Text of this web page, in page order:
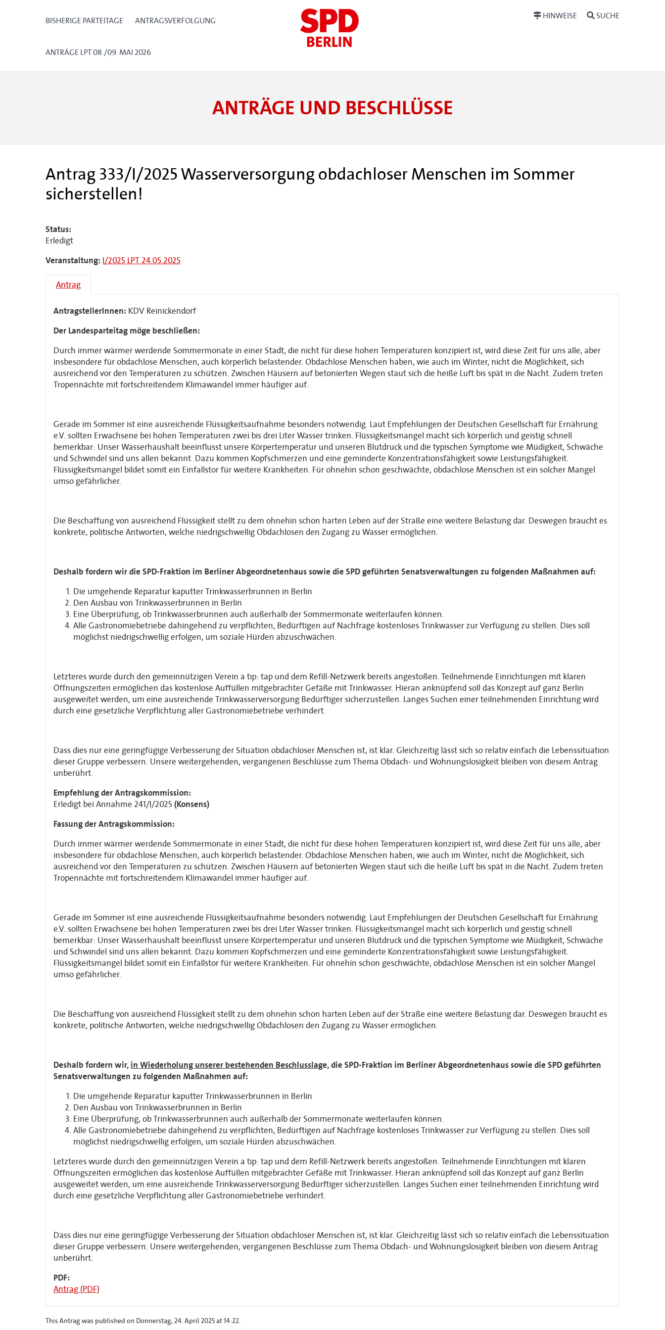
BISHERIGE PARTEITAGE ANTRAGSVERFOLGUNG
ANTRÄGE LPT 08./09. MAI 2026
HINWEISE SUCHE
ANTRÄGE UND BESCHLÜSSE
Antrag 333/I/2025 Wasserversorgung obdachloser Menschen im Sommer
sicherstellen!
Status:
Erledigt
Veranstaltung: I/2025 LPT 24.05.2025
Antrag
AntragstellerInnen: KDV Reinickendorf
Der Landesparteitag möge beschließen:
Durch immer wärmer werdende Sommermonate in einer Stadt, die nicht für diese hohen Temperaturen konzipiert ist, wird diese Zeit für uns alle, aber
insbesondere für obdachlose Menschen, auch körperlich belastender. Obdachlose Menschen haben, wie auch im Winter, nicht die Möglichkeit, sich
ausreichend vor den Temperaturen zu schützen. Zwischen Häusern auf betonierten Wegen staut sich die heiße Luft bis spät in die Nacht. Zudem treten
Tropennächte mit fortschreitendem Klimawandel immer häufiger auf.
Gerade im Sommer ist eine ausreichende Flüssigkeitsaufnahme besonders notwendig. Laut Empfehlungen der Deutschen Gesellschaft für Ernährung
e.V. sollten Erwachsene bei hohen Temperaturen zwei bis drei Liter Wasser trinken. Flüssigkeitsmangel macht sich körperlich und geistig schnell
bemerkbar: Unser Wasserhaushalt beeinflusst unsere Körpertemperatur und unseren Blutdruck und die typischen Symptome wie Müdigkeit, Schwäche
und Schwindel sind uns allen bekannt. Dazu kommen Kopfschmerzen und eine geminderte Konzentrationsfähigkeit sowie Leistungsfähigkeit.
Flüssigkeitsmangel bildet somit ein Einfallstor für weitere Krankheiten. Für ohnehin schon geschwächte, obdachlose Menschen ist ein solcher Mangel
umso gefährlicher.
Die Beschaffung von ausreichend Flüssigkeit stellt zu dem ohnehin schon harten Leben auf der Straße eine weitere Belastung dar. Deswegen braucht es
konkrete, politische Antworten, welche niedrigschwellig Obdachlosen den Zugang zu Wasser ermöglichen.
Deshalb fordern wir die SPD-Fraktion im Berliner Abgeordnetenhaus sowie die SPD geführten Senatsverwaltungen zu folgenden Maßnahmen auf:
Die umgehende Reparatur kaputter Trinkwasserbrunnen in Berlin
Den Ausbau von Trinkwasserbrunnen in Berlin
Eine Überprüfung, ob Trinkwasserbrunnen auch außerhalb der Sommermonate weiterlaufen können.
Alle Gastronomiebetriebe dahingehend zu verpflichten, Bedürftigen auf Nachfrage kostenloses Trinkwasser zur Verfügung zu stellen. Dies soll
möglichst niedrigschwellig erfolgen, um soziale Hürden abzuschwächen.
Letzteres wurde durch den gemeinnützigen Verein a tip: tap und dem Refill-Netzwerk bereits angestoßen. Teilnehmende Einrichtungen mit klaren
Öffnungszeiten ermöglichen das kostenlose Auffüllen mitgebrachter Gefäße mit Trinkwasser. Hieran anknüpfend soll das Konzept auf ganz Berlin
ausgeweitet werden, um eine ausreichende Trinkwasserversorgung Bedürftiger sicherzustellen. Langes Suchen einer teilnehmenden Einrichtung wird
durch eine gesetzliche Verpflichtung aller Gastronomiebetriebe verhindert.
Dass dies nur eine geringfügige Verbesserung der Situation obdachloser Menschen ist, ist klar. Gleichzeitig lässt sich so relativ einfach die Lebenssituation
dieser Gruppe verbessern. Unsere weitergehenden, vergangenen Beschlüsse zum Thema Obdach- und Wohnungslosigkeit bleiben von diesem Antrag
unberührt.
Empfehlung der Antragskommission:
Erledigt bei Annahme 241/I/2025 (Konsens)
Fassung der Antragskommission:
Durch immer wärmer werdende Sommermonate in einer Stadt, die nicht für diese hohen Temperaturen konzipiert ist, wird diese Zeit für uns alle, aber
insbesondere für obdachlose Menschen, auch körperlich belastender. Obdachlose Menschen haben, wie auch im Winter, nicht die Möglichkeit, sich
ausreichend vor den Temperaturen zu schützen. Zwischen Häusern auf betonierten Wegen staut sich die heiße Luft bis spät in die Nacht. Zudem treten
Tropennächte mit fortschreitendem Klimawandel immer häufiger auf.
Gerade im Sommer ist eine ausreichende Flüssigkeitsaufnahme besonders notwendig. Laut Empfehlungen der Deutschen Gesellschaft für Ernährung
e.V. sollten Erwachsene bei hohen Temperaturen zwei bis drei Liter Wasser trinken. Flüssigkeitsmangel macht sich körperlich und geistig schnell
bemerkbar: Unser Wasserhaushalt beeinflusst unsere Körpertemperatur und unseren Blutdruck und die typischen Symptome wie Müdigkeit, Schwäche
und Schwindel sind uns allen bekannt. Dazu kommen Kopfschmerzen und eine geminderte Konzentrationsfähigkeit sowie Leistungsfähigkeit.
Flüssigkeitsmangel bildet somit ein Einfallstor für weitere Krankheiten. Für ohnehin schon geschwächte, obdachlose Menschen ist ein solcher Mangel
umso gefährlicher.
Die Beschaffung von ausreichend Flüssigkeit stellt zu dem ohnehin schon harten Leben auf der Straße eine weitere Belastung dar. Deswegen braucht es
konkrete, politische Antworten, welche niedrigschwellig Obdachlosen den Zugang zu Wasser ermöglichen.
Deshalb fordern wir, in Wiederholung unserer bestehenden Beschlusslage, die SPD-Fraktion im Berliner Abgeordnetenhaus sowie die SPD geführten
Senatsverwaltungen zu folgenden Maßnahmen auf:
Die umgehende Reparatur kaputter Trinkwasserbrunnen in Berlin
Den Ausbau von Trinkwasserbrunnen in Berlin
Eine Überprüfung, ob Trinkwasserbrunnen auch außerhalb der Sommermonate weiterlaufen können.
Alle Gastronomiebetriebe dahingehend zu verpflichten, Bedürftigen auf Nachfrage kostenloses Trinkwasser zur Verfügung zu stellen. Dies soll
möglichst niedrigschwellig erfolgen, um soziale Hürden abzuschwächen.
Letzteres wurde durch den gemeinnützigen Verein a tip: tap und dem Refill-Netzwerk bereits angestoßen. Teilnehmende Einrichtungen mit klaren
Öffnungszeiten ermöglichen das kostenlose Auffüllen mitgebrachter Gefäße mit Trinkwasser. Hieran anknüpfend soll das Konzept auf ganz Berlin
ausgeweitet werden, um eine ausreichende Trinkwasserversorgung Bedürftiger sicherzustellen. Langes Suchen einer teilnehmenden Einrichtung wird
durch eine gesetzliche Verpflichtung aller Gastronomiebetriebe verhindert.
Dass dies nur eine geringfügige Verbesserung der Situation obdachloser Menschen ist, ist klar. Gleichzeitig lässt sich so relativ einfach die Lebenssituation
dieser Gruppe verbessern. Unsere weitergehenden, vergangenen Beschlüsse zum Thema Obdach- und Wohnungslosigkeit bleiben von diesem Antrag
unberührt.
PDF:
Antrag (PDF)
This Antrag was published on Donnerstag, 24. April 2025 at 14:22.